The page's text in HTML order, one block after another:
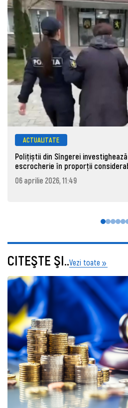
ACTUALITATE
Polițiștii din Sîngerei
escrocherie în proporții
06 aprilie 2026, 11:49
CITEŞTE ŞI..Vezi toate